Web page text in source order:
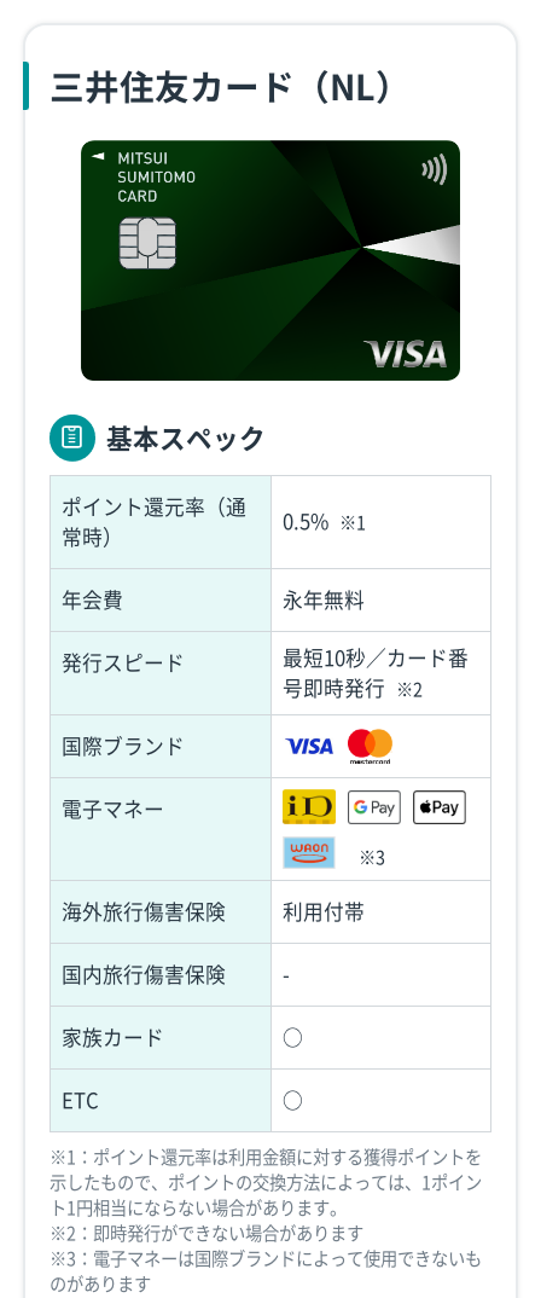
三井住友カード（NL）
基本スペック
ポイント還元率（通
常時）
0.5% ※1
年会費 永年無料
発行スピード
最短10秒／カード番
号即時発行 ※2
国際ブランド
電子マネー
※3
海外旅行傷害保険 利用付帯
国内旅行傷害保険 -
家族カード ○
ETC ○
※1：ポイント還元率は利用金額に対する獲得ポイントを
示したもので、ポイントの交換方法によっては、1ポイン
ト1円相当にならない場合があります。
※2：即時発行ができない場合があります
※3：電子マネーは国際ブランドによって使用できないも
のがあります